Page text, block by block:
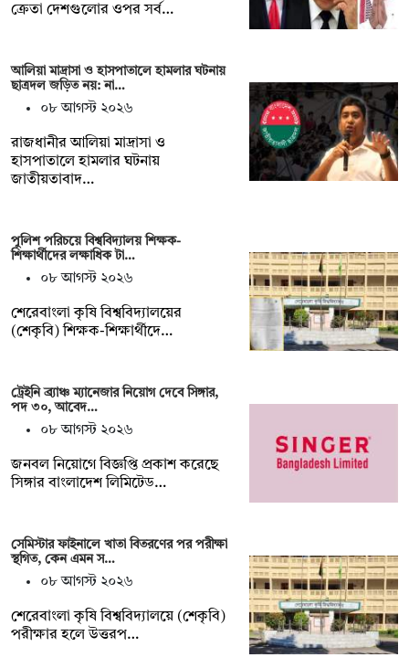
ক্রেতা দেশগুলোর ওপর সর্ব…
আলিয়া মাদ্রাসা ও হাসপাতালে হামলার ঘটনায়
ছাত্রদল জড়িত নয়: না…
০৮ আগস্ট ২০২৬
রাজধানীর আলিয়া মাদ্রাসা ও
হাসপাতালে হামলার ঘটনায়
জাতীয়তাবাদ…
পুলিশ পরিচয়ে বিশ্ববিদ্যালয় শিক্ষক-
শিক্ষার্থীদের লক্ষাধিক টা…
০৮ আগস্ট ২০২৬
শেরেবাংলা কৃষি বিশ্ববিদ্যালয়ের
(শেকৃবি) শিক্ষক-শিক্ষার্থীদে…
ট্রেইনি ব্র্যাঞ্চ ম্যানেজার নিয়োগ দেবে সিঙ্গার,
পদ ৩০, আবেদ…
০৮ আগস্ট ২০২৬
জনবল নিয়োগে বিজ্ঞপ্তি প্রকাশ করেছে
সিঙ্গার বাংলাদেশ লিমিটেড…
সেমিস্টার ফাইনালে খাতা বিতরণের পর পরীক্ষা
স্থগিত, কেন এমন স…
০৮ আগস্ট ২০২৬
শেরেবাংলা কৃষি বিশ্ববিদ্যালয়ে (শেকৃবি)
পরীক্ষার হলে উত্তরপ…